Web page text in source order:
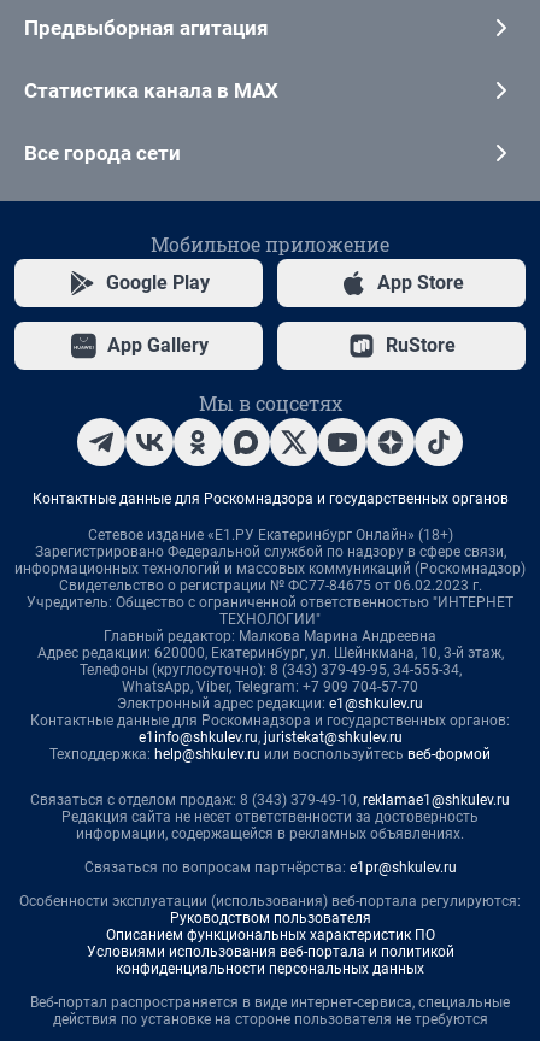
Предвыборная агитация
Статистика канала в MAX
Все города сети
Мобильное приложение
Google Play App Store
App Gallery RuStore
Мы в соцсетях
Контактные данные для Роскомнадзора и государственных органов
Сетевое издание «Е1.РУ Екатеринбург Онлайн» (18+)
Зарегистрировано Федеральной службой по надзору в сфере связи,
информационных технологий и массовых коммуникаций (Роскомнадзор)
Свидетельство о регистрации № ФС77-84675 от 06.02.2023 г.
Учредитель: Общество с ограниченной ответственностью "ИНТЕРНЕТ
ТЕХНОЛОГИИ"
Главный редактор: Малкова Марина Андреевна
Адрес редакции: 620000, Екатеринбург, ул. Шейнкмана, 10, 3-й этаж,
Телефоны (круглосуточно): 8 (343) 379-49-95, 34-555-34,
WhatsApp, Viber, Telegram: +7 909 704-57-70
Электронный адрес редакции: e1@shkulev.ru
Контактные данные для Роскомнадзора и государственных органов:
e1info@shkulev.ru, juristekat@shkulev.ru
Техподдержка: help@shkulev.ru или воспользуйтесь веб-формой
Связаться с отделом продаж: 8 (343) 379-49-10, reklamae1@shkulev.ru
Редакция сайта не несет ответственности за достоверность
информации, содержащейся в рекламных объявлениях.
Связаться по вопросам партнёрства: e1pr@shkulev.ru
Особенности эксплуатации (использования) веб-портала регулируются:
Руководством пользователя
Описанием функциональных характеристик ПО
Условиями использования веб-портала и политикой
конфиденциальности персональных данных
Веб-портал распространяется в виде интернет-сервиса, специальные
действия по установке на стороне пользователя не требуются